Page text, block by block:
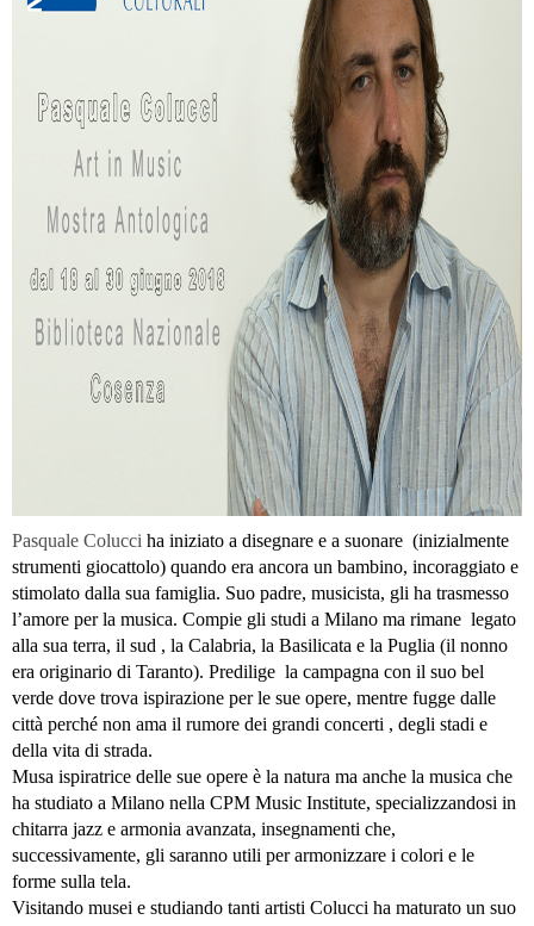
Pasquale Colucci ha iniziato a disegnare e a suonare (inizialmente
strumenti giocattolo) quando era ancora un bambino, incoraggiato e
stimolato dalla sua famiglia. Suo padre, musicista, gli ha trasmesso
l’amore per la musica. Compie gli studi a Milano ma rimane legato
alla sua terra, il sud , la Calabria, la Basilicata e la Puglia (il nonno
era originario di Taranto). Predilige la campagna con il suo bel
verde dove trova ispirazione per le sue opere, mentre fugge dalle
città perché non ama il rumore dei grandi concerti , degli stadi e
della vita di strada.
Musa ispiratrice delle sue opere è la natura ma anche la musica che
ha studiato a Milano nella CPM Music Institute, specializzandosi in
chitarra jazz e armonia avanzata, insegnamenti che,
successivamente, gli saranno utili per armonizzare i colori e le
forme sulla tela.
Visitando musei e studiando tanti artisti Colucci ha maturato un suo